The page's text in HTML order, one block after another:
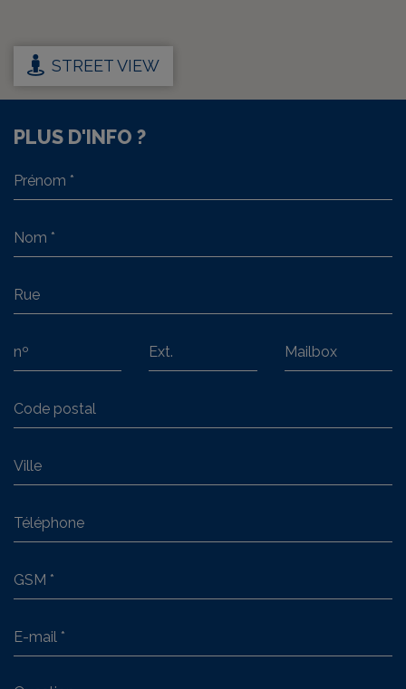
STREET VIEW
PLUS D'INFO ?